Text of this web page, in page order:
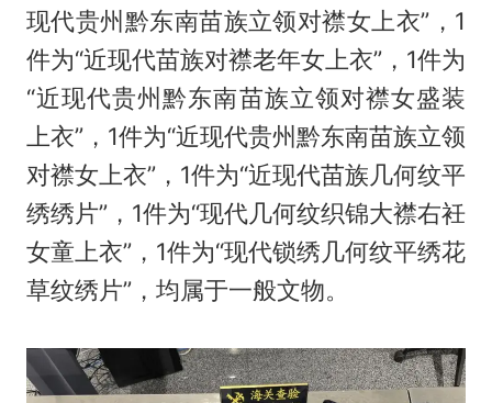
现代贵州黔东南苗族立领对襟女上衣”，1
件为“近现代苗族对襟老年女上衣”，1件为
“近现代贵州黔东南苗族立领对襟女盛装
上衣”，1件为“近现代贵州黔东南苗族立领
对襟女上衣”，1件为“近现代苗族几何纹平
绣绣片”，1件为“现代几何纹织锦大襟右衽
女童上衣”，1件为“现代锁绣几何纹平绣花
草纹绣片”，均属于一般文物。